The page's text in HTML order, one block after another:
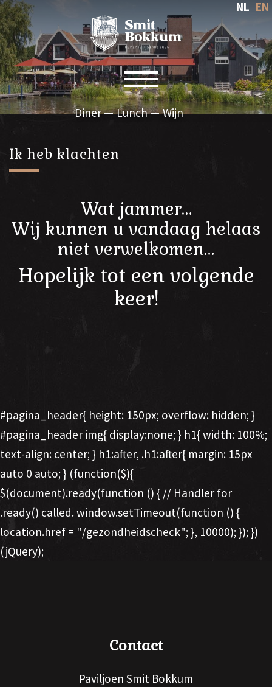
NL EN
Diner Lunch Wijn
Toggle navigation
Ik heb klachten
Wat jammer…
Wij kunnen u vandaag helaas
niet verwelkomen…
Hopelijk tot een volgende
keer!
#pagina_header{ height: 150px; overflow: hidden; }
#pagina_header img{ display:none; } h1{ width: 100%;
text-align: center; } h1:after, .h1:after{ margin: 15px
auto 0 auto; } (function($){
$(document).ready(function () { // Handler for
.ready() called. window.setTimeout(function () {
location.href = "/gezondheidscheck"; }, 10000); }); })
(jQuery);
Contact
Paviljoen Smit Bokkum